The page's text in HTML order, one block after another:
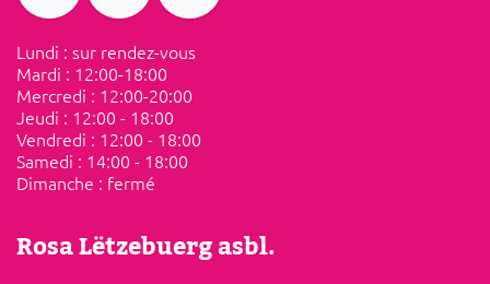
Lundi : sur rendez-vous
Mardi : ​12:00-18:00
Mercredi : 12:00-20:00
Jeudi : 12:00 - 18:00
Vendredi :​ ​12:00 - 18:00
Samedi​ :​ ​14:00 - 18:00
Dimanche : ​fermé
Rosa Lëtzebuerg asbl.